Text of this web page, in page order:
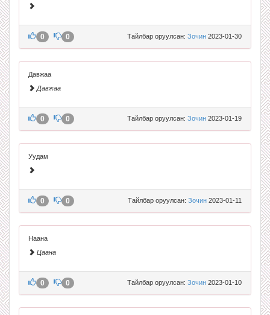
Тайлбар оруулсан: Зочин 2023-01-30
0 0
Давжаа
Давжаа
Тайлбар оруулсан: Зочин 2023-01-19
0 0
Уудам
Тайлбар оруулсан: Зочин 2023-01-11
0 0
Наана
Цаана
Тайлбар оруулсан: Зочин 2023-01-10
0 0